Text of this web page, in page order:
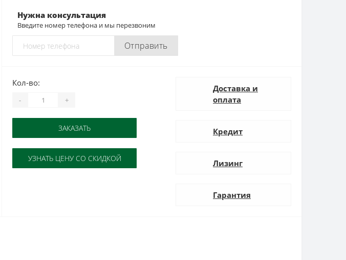
Нужна консультация
Введите номер телефона и мы перезвоним
Отправить
Кол-во:
- +
ЗАКАЗАТЬ
УЗНАТЬ ЦЕНУ СО СКИДКОЙ
Доставка и
оплата
Кредит
Лизинг
Гарантия